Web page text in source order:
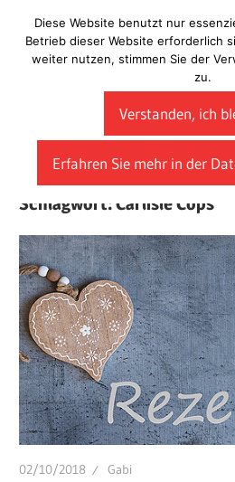
Inhalt
springen
Schlagwort:Carlisle Cops
02/10/2018 Gabi
Diese Website benutzt nur
Betrieb dieser Website erforderlich
weiter nutzen, stimmen Sie der
zu.
Verstanden, ich
Erfahren Sie mehr in der